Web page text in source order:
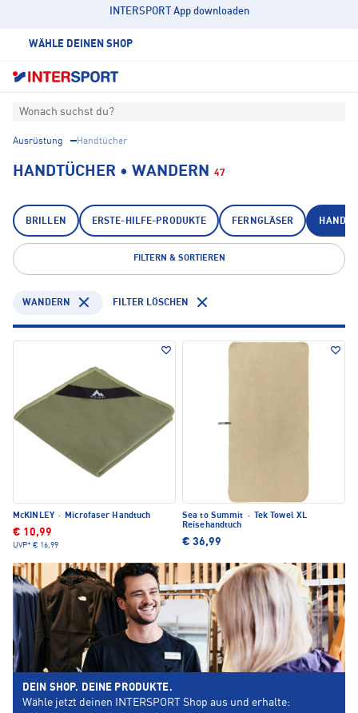
INTERSPORT App downloaden
WÄHLE DEINEN SHOP
Wonach suchst du?
Ausrüstung Handtücher
HANDTÜCHER • WANDERN 47
BRILLEN ERSTE-HILFE-PRODUKTE FERNGLÄSER
FILTERN & SORTIEREN
WANDERN FILTER LÖSCHEN
McKINLEY · Microfaser Handtuch
€ 10,99
UVP* € 16,99
Sea to Summit ·
Tek Towel XL
Reisehandtuch
€ 36,99
DEIN SHOP. DEINE PRODUKTE.
Wähle jetzt deinen INTERSPORT Shop aus und erhalte: